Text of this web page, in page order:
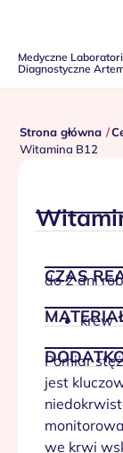
Medyczne
Diagnostyczne
Strona główna
Witamina B12
CZAS
do 2 dni
krew
Pomiar
jest
we krwi